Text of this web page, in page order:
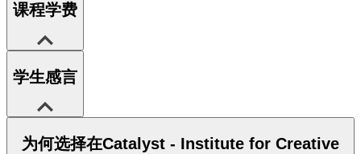
课程学费
学生感言
为何选择在Catalyst - Institute for Creative